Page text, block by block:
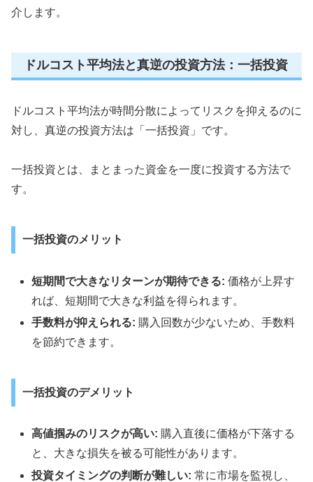
介します。
ドルコスト平均法と真逆の投資方法：一括投資
ドルコスト平均法が時間分散によってリスクを抑えるのに
対し、真逆の投資方法は「一括投資」です。
一括投資とは、まとまった資金を一度に投資する方法で
す。
一括投資のメリット
短期間で大きなリターンが期待できる: 価格が上昇す
れば、短期間で大きな利益を得られます。
手数料が抑えられる: 購入回数が少ないため、手数料
を節約できます。
一括投資のデメリット
高値掴みのリスクが高い: 購入直後に価格が下落する
と、大きな損失を被る可能性があります。
投資タイミングの判断が難しい: 常に市場を監視し、